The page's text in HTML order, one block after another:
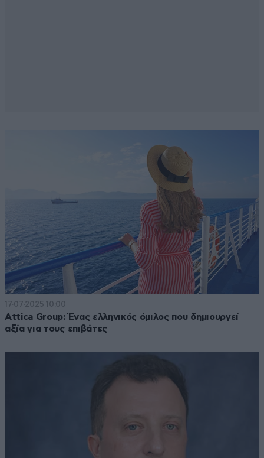
17·07·2025 10:00
Αttica Group: Ένας ελληνικός όμιλος που δημιουργεί
αξία για τους επιβάτες